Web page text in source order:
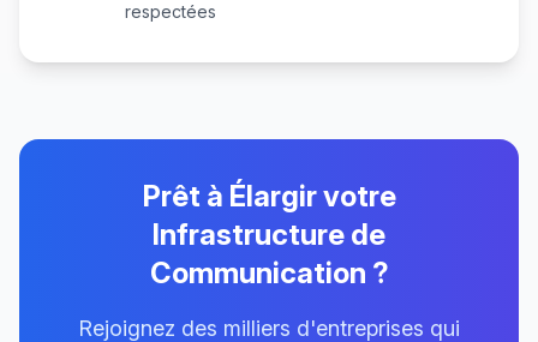
respectées
Prêt à Élargir votre
Infrastructure de
Communication ?
Rejoignez des milliers d'entreprises qui